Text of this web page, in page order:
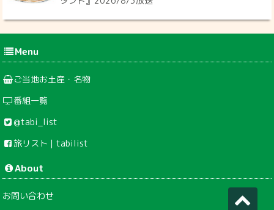
Menu
ご当地お土産・名物
番組一覧
@tabi_list
旅リスト｜tabilist
About
お問い合わせ